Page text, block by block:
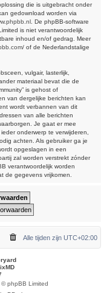
die is uitgebracht onder
gedownload worden via
. De phpBB-software
is niet verantwoordelijk
inhoud en/of gedrag. Meer
of de Nederlandstalige
vulgair, lasterlijk,
materiaal bevat die de
is gehost of
van dergelijke berichten kan
wordt verbannen van dit
van alle berichten
Je gaat er mee
onderwerp te verwijderen,
achten. Als gebruiker ga je
opgeslagen in een
zal worden verstrekt zónder
verantwoordelijk worden
de gegevens vrijkomen.
Alle tijden zijn UTC+02:00
phpBB Limited